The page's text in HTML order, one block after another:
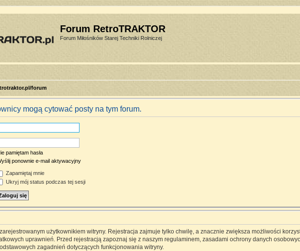
Forum RetroTRAKTOR
Forum Miłośników Starej Techniki Rolniczej
forum
mogą cytować posty na tym forum.
pamiętam hasła
ponownie e-mail aktywacyjny
Zapamiętaj mnie
Ukryj mój status podczas tej sesji
użytkownikiem witryny. Rejestracja zajmuje tylko chwilę, a znacznie zwiększa możliwości
uprawnień. Przed rejestracją zapoznaj się z naszym regulaminem, zasadami ochrony danych
zagadnień dotyczących funkcjonowania witryny.